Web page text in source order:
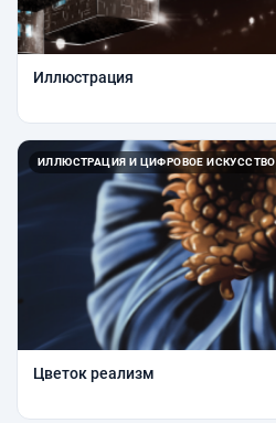
Иллюстрация
ИЛЛЮСТРАЦИЯ И ЦИФРОВОЕ ИСКУССТВО
Цветок реализм